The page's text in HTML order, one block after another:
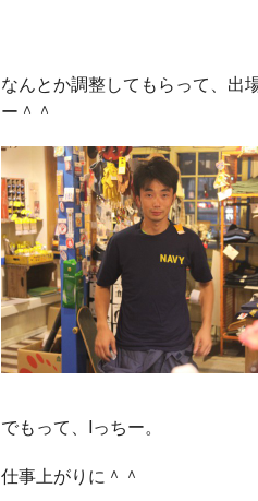
なんとか調整してもらって、出
ー＾＾
でもって、Iっちー。
仕事上がりに＾＾